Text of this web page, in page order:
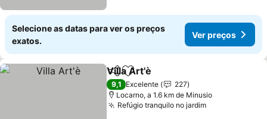
Selecione as datas para ver os preços
exatos.
Ver preços
PartilharAdicionar aos favoritos
Villa Art'è
9,1 Excelente
227
Locarno, a 1.6 km de Minusio
Refúgio tranquilo no jardim